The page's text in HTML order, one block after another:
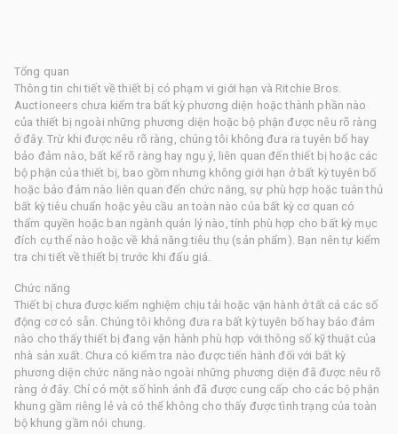
Tổng quan
Thông tin chi tiết về thiết bị có phạm vi giới hạn và Ritchie Bros.
Auctioneers chưa kiểm tra bất kỳ phương diện hoặc thành phần nào
của thiết bị ngoài những phương diện hoặc bộ phận được nêu rõ ràng
ở đây. Trừ khi được nêu rõ ràng, chúng tôi không đưa ra tuyên bố hay
bảo đảm nào, bất kể rõ ràng hay ngụ ý, liên quan đến thiết bị hoặc các
bộ phận của thiết bị, bao gồm nhưng không giới hạn ở bất kỳ tuyên bố
hoặc bảo đảm nào liên quan đến chức năng, sự phù hợp hoặc tuân thủ
bất kỳ tiêu chuẩn hoặc yêu cầu an toàn nào của bất kỳ cơ quan có
thẩm quyền hoặc ban ngành quản lý nào, tính phù hợp cho bất kỳ mục
đích cụ thể nào hoặc về khả năng tiêu thụ (sản phẩm). Bạn nên tự kiểm
tra chi tiết về thiết bị trước khi đấu giá.
Chức năng
Thiết bị chưa được kiểm nghiệm chịu tải hoặc vận hành ở tất cả các số
động cơ có sẵn. Chúng tôi không đưa ra bất kỳ tuyên bố hay bảo đảm
nào cho thấy thiết bị đang vận hành phù hợp với thông số kỹ thuật của
nhà sản xuất. Chưa có kiểm tra nào được tiến hành đối với bất kỳ
phương diện chức năng nào ngoài những phương diện đã được nêu rõ
ràng ở đây. Chỉ có một số hình ảnh đã được cung cấp cho các bộ phận
khung gầm riêng lẻ và có thể không cho thấy được tình trạng của toàn
bộ khung gầm nói chung.